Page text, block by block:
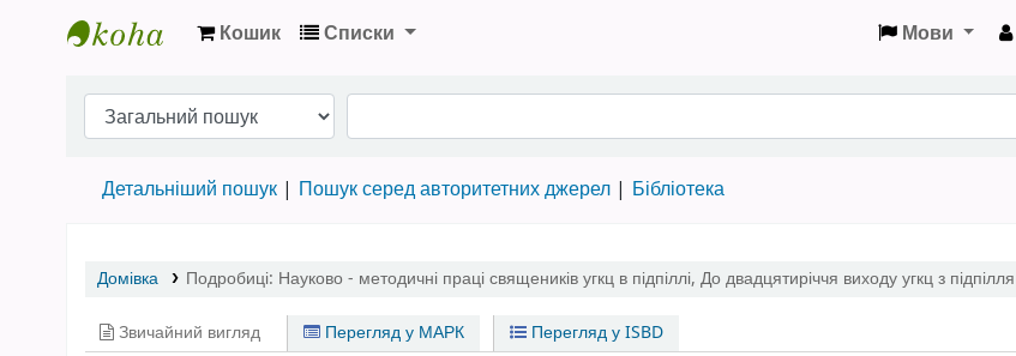
Кошик Списки Мови
Детальніший пошук Пошук серед авторитетних джерел Бібліотека
Домівка Подробиці: Науково - методичні праці священиків угкц в підпіллі, До двадцятиріччя виходу угкц з підпілля
Звичайний вигляд Перегляд у МАРК Перегляд у ISBD